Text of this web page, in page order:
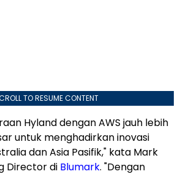
TO RESUME CONTENT
Hyland dengan AWS jauh lebih
untuk menghadirkan inovasi
dan Asia Pasifik," kata Mark
Director di Blumark. "Dengan